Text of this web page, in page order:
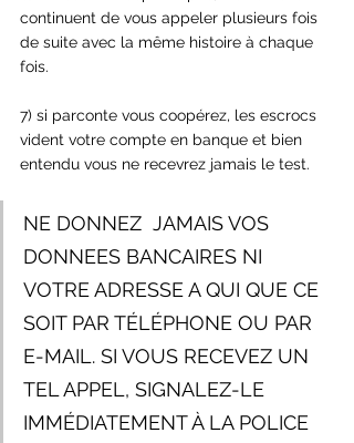
continuent de vous appeler plusieurs fois
de suite avec la même histoire à chaque
fois.
7) si parconte vous coopérez, les escrocs
vident votre compte en banque et bien
entendu vous ne recevrez jamais le test.
NE DONNEZ  JAMAIS VOS
DONNEES BANCAIRES NI
VOTRE ADRESSE A QUI QUE CE
SOIT PAR TÉLÉPHONE OU PAR
E-MAIL. SI VOUS RECEVEZ UN
TEL APPEL, SIGNALEZ-LE
IMMÉDIATEMENT À LA POLICE